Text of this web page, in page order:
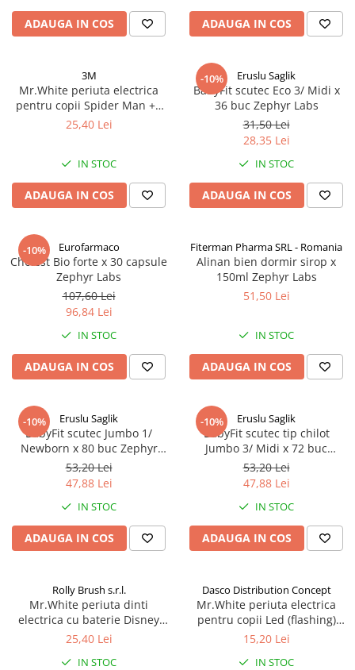
ADAUGA IN COS ADAUGA IN COS
3M
Mr.White periuta electrica
pentru copii Spider Man +4
ani Zephyr Labs
25,40 Lei
IN STOC
ADAUGA IN COS
-10% Eruslu Saglik
BabyFit scutec Eco 3/ Midi x
36 buc Zephyr Labs
31,50 Lei
28,35 Lei
IN STOC
ADAUGA IN COS
-10% Eurofarmaco
Cholest Bio forte x 30 capsule
Zephyr Labs
107,60 Lei
96,84 Lei
IN STOC
ADAUGA IN COS
Fiterman Pharma SRL - Romania
Alinan bien dormir sirop x
150ml Zephyr Labs
51,50 Lei
IN STOC
ADAUGA IN COS
-10% Eruslu Saglik
BabyFit scutec Jumbo 1/
Newborn x 80 buc Zephyr
Labs
53,20 Lei
47,88 Lei
IN STOC
ADAUGA IN COS
-10% Eruslu Saglik
BabyFit scutec tip chilot
Jumbo 3/ Midi x 72 buc
Zephyr Labs
53,20 Lei
47,88 Lei
IN STOC
ADAUGA IN COS
Rolly Brush s.r.l.
Mr.White periuta dinti
electrica cu baterie Disney
Mickey Zephyr Labs
25,40 Lei
IN STOC
Dasco Distribution Concept
Mr.White periuta electrica
pentru copii Led (flashing)
Spider-Man +3 ani Zephyr
15,20 Lei
IN STOC